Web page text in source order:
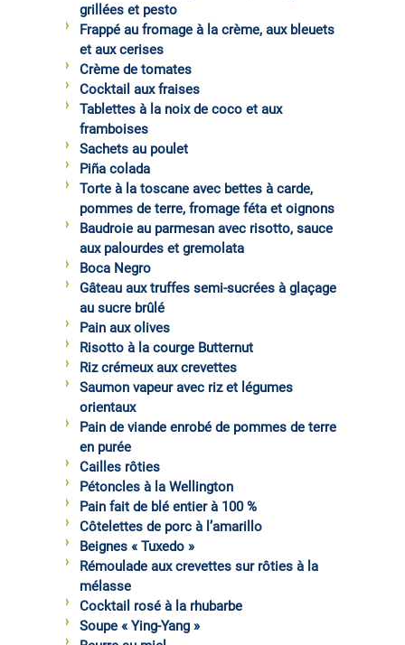
grillées et pesto
Frappé au fromage à la crème, aux bleuets
et aux cerises
Crème de tomates
Cocktail aux fraises
Tablettes à la noix de coco et aux
framboises
Sachets au poulet
Piña colada
Torte à la toscane avec bettes à carde,
pommes de terre, fromage féta et oignons
Baudroie au parmesan avec risotto, sauce
aux palourdes et gremolata
Boca Negro
Gâteau aux truffes semi-sucrées à glaçage
au sucre brûlé
Pain aux olives
Risotto à la courge Butternut
Riz crémeux aux crevettes
Saumon vapeur avec riz et légumes
orientaux
Pain de viande enrobé de pommes de terre
en purée
Cailles rôties
Pétoncles à la Wellington
Pain fait de blé entier à 100 %
Côtelettes de porc à l’amarillo
Beignes « Tuxedo »
Rémoulade aux crevettes sur rôties à la
mélasse
Cocktail rosé à la rhubarbe
Soupe « Ying-Yang »